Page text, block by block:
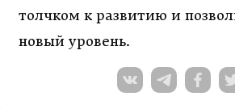
толчком к развитию и
новый уровень.